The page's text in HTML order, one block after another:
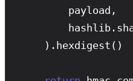
        payload,
    ).
hexdigest ()